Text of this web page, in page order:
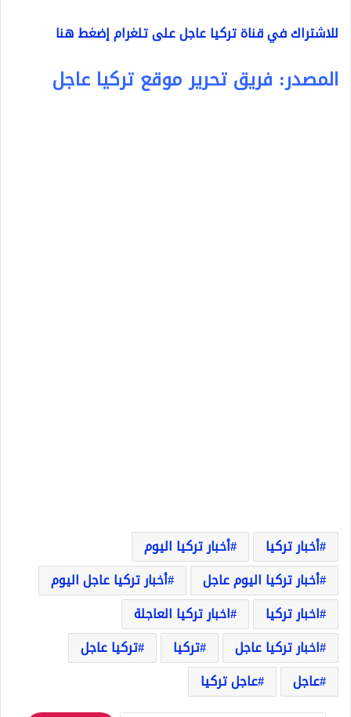
للاشتراك في قناة تركيا عاجل على تلغرام إضغط هنا
المصدر: فريق تحرير موقع تركيا عاجل
أخبار تركيا
أخبار تركيا اليوم
أخبار تركيا اليوم عاجل
أخبار تركيا عاجل اليوم
اخبار تركيا
اخبار تركيا العاجلة
اخبار تركيا عاجل
تركيا
تركيا عاجل
عاجل
عاجل تركيا